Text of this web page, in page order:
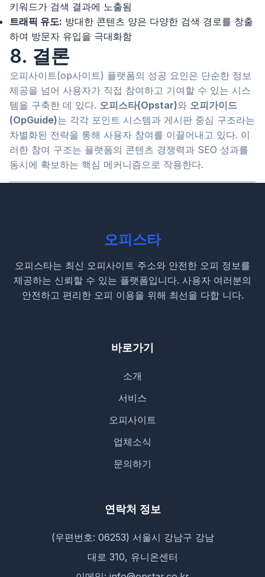
키워드가 검색 결과에 노출됨
트래픽 유도: 방대한 콘텐츠 양은 다양한 검색 경로를 창출
하여 방문자 유입을 극대화함
8. 결론
오피사이트(op사이트) 플랫폼의 성공 요인은 단순한 정보
제공을 넘어 사용자가 직접 참여하고 기여할 수 있는 시스
템을 구축한 데 있다. 오피스타(Opstar)와 오피가이드
(OpGuide)는 각각 포인트 시스템과 게시판 중심 구조라는
차별화된 전략을 통해 사용자 참여를 이끌어내고 있다. 이
러한 참여 구조는 플랫폼의 콘텐츠 경쟁력과 SEO 성과를
동시에 확보하는 핵심 메커니즘으로 작용한다.
오피스타
오피스타는 최신 오피사이트 주소와 안전한 오피 정보를
제공하는 신뢰할 수 있는 플랫폼입니다. 사용자 여러분의
안전하고 편리한 오피 이용을 위해 최선을 다합 니다.
바로가기
소개
서비스
오피사이트
업체소식
문의하기
연락처 정보
(우편번호: 06253) 서울시 강남구 강남
대로 310, 유니온센터